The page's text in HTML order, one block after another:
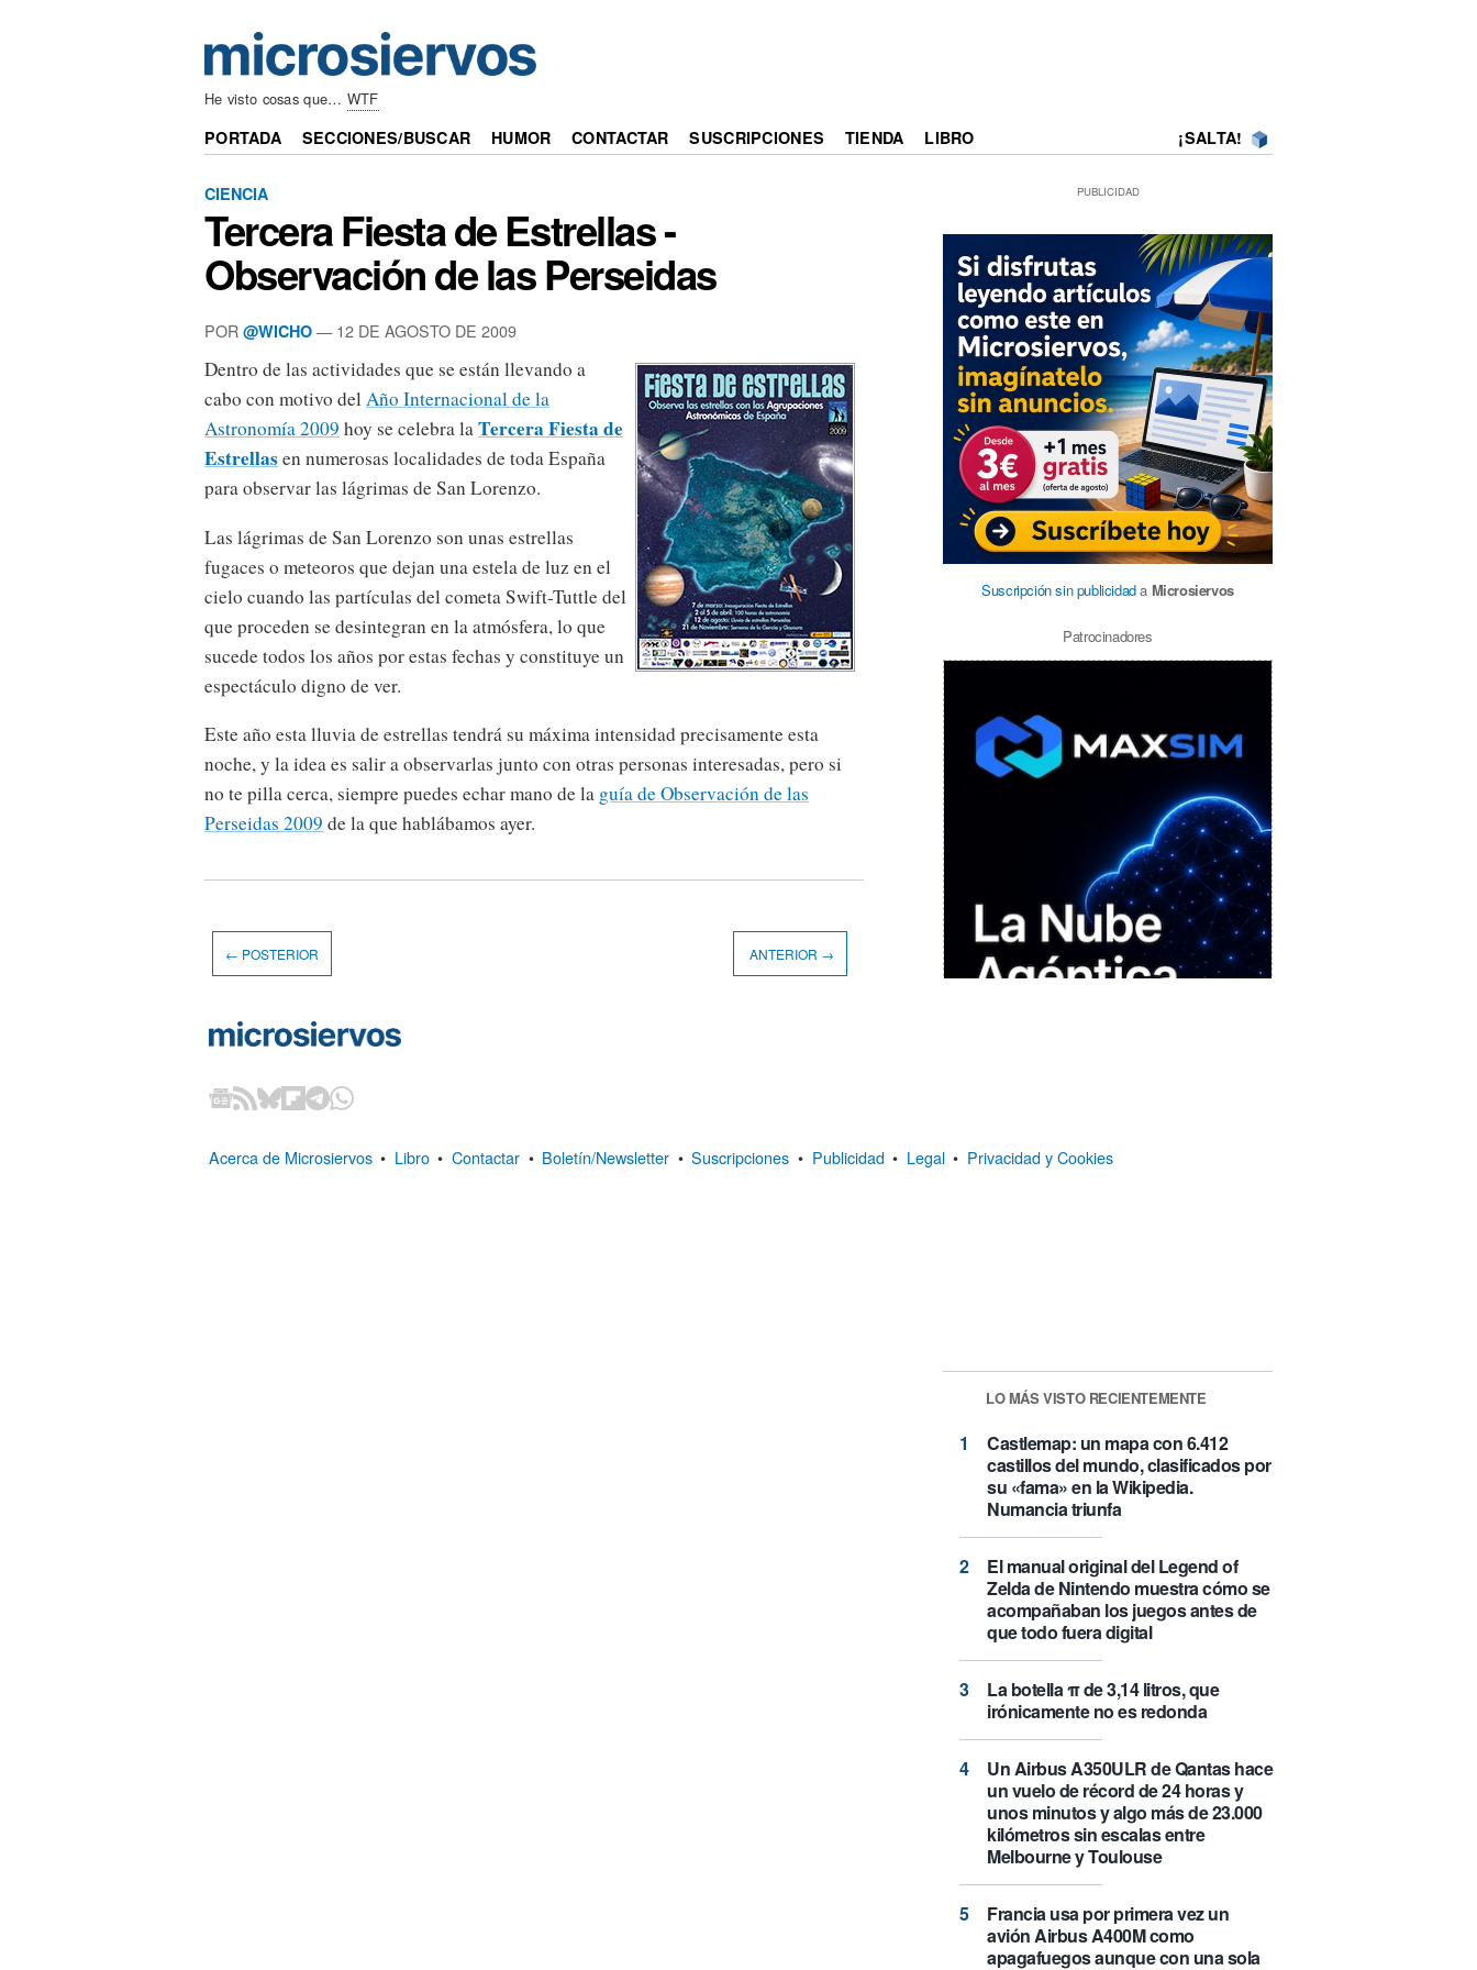
He visto cosas que… WTF
PORTADA SECCIONES/BUSCAR HUMOR CONTACTAR SUSCRIPCIONES TIENDA LIBRO ¡SALTA!
CIENCIA
Tercera Fiesta de Estrellas -
Observación de las Perseidas
POR @WICHO — 12 DE AGOSTO DE 2009
Dentro de las actividades que se están llevando a
cabo con motivo delAño Internacional de la
Astronomía 2009 hoy se celebra laTercera Fiesta de
Estrellasen numerosas localidades de toda España
para observar las lágrimas de San Lorenzo.
Las lágrimas de San Lorenzo son unas estrellas
fugaces o meteoros que dejan una estela de luz en el
cielo cuando las partículas del cometa Swift-Tuttle del
que proceden se desintegran en la atmósfera, lo que
sucede todos los años por estas fechas y constituye un
espectáculo digno de ver.
Este año esta lluvia de estrellas tendrá su máxima intensidad precisamente esta
noche, y la idea es salir a observarlas junto con otras personas interesadas, pero si
no te pilla cerca, siempre puedes echar mano de la guía de Observación de las
Perseidas 2009 de la que hablábamos ayer.
PUBLICIDAD
Suscripción sin publicidada Microsiervos
Patrocinadores
LO MÁS VISTO RECIENTEMENTE
Castlemap: un mapa con 6.412
castillos del mundo, clasificados por
su «fama» en la Wikipedia.
Numancia triunfa
El manual original del Legend of
Zelda de Nintendo muestra cómo se
acompañaban los juegos antes de
que todo fuera digital
La botella π de 3,14 litros, que
irónicamente no es redonda
Un Airbus A350ULR de Qantas hace
un vuelo de récord de 24 horas y
unos minutos y algo más de 23.000
kilómetros sin escalas entre
Melbourne y Toulouse
Francia usa por primera vez un
avión Airbus A400M como
apagafuegos aunque con una sola
← POSTERIOR ANTERIOR →
Acerca de Microsiervos • Libro • Contactar • Boletín/Newsletter • Suscripciones • Publicidad • Legal • Privacidad y Cookies